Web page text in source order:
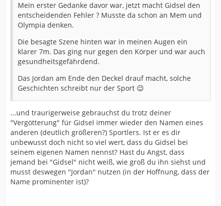
Mein erster Gedanke davor war, jetzt macht Gidsel den
entscheidenden Fehler ? Musste da schon an Mem und
Olympia denken.
Die besagte Szene hinten war in meinen Augen ein
klarer 7m. Das ging nur gegen den Körper und war auch
gesundheitsgefährdend.
Das Jordan am Ende den Deckel drauf macht, solche
Geschichten schreibt nur der Sport 😉
...und traurigerweise gebrauchst du trotz deiner
"Vergötterung" für Gidsel immer wieder den Namen eines
anderen (deutlich größeren?) Sportlers. Ist er es dir
unbewusst doch nicht so viel wert, dass du Gidsel bei
seinem eigenen Namen nennst? Hast du Angst, dass
jemand bei "Gidsel" nicht weiß, wie groß du ihn siehst und
musst deswegen "Jordan" nutzen (in der Hoffnung, dass der
Name prominenter ist)?